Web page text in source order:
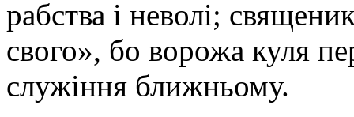
рабства і неволі;
свого», бо ворожа куля
служіння ближньому.